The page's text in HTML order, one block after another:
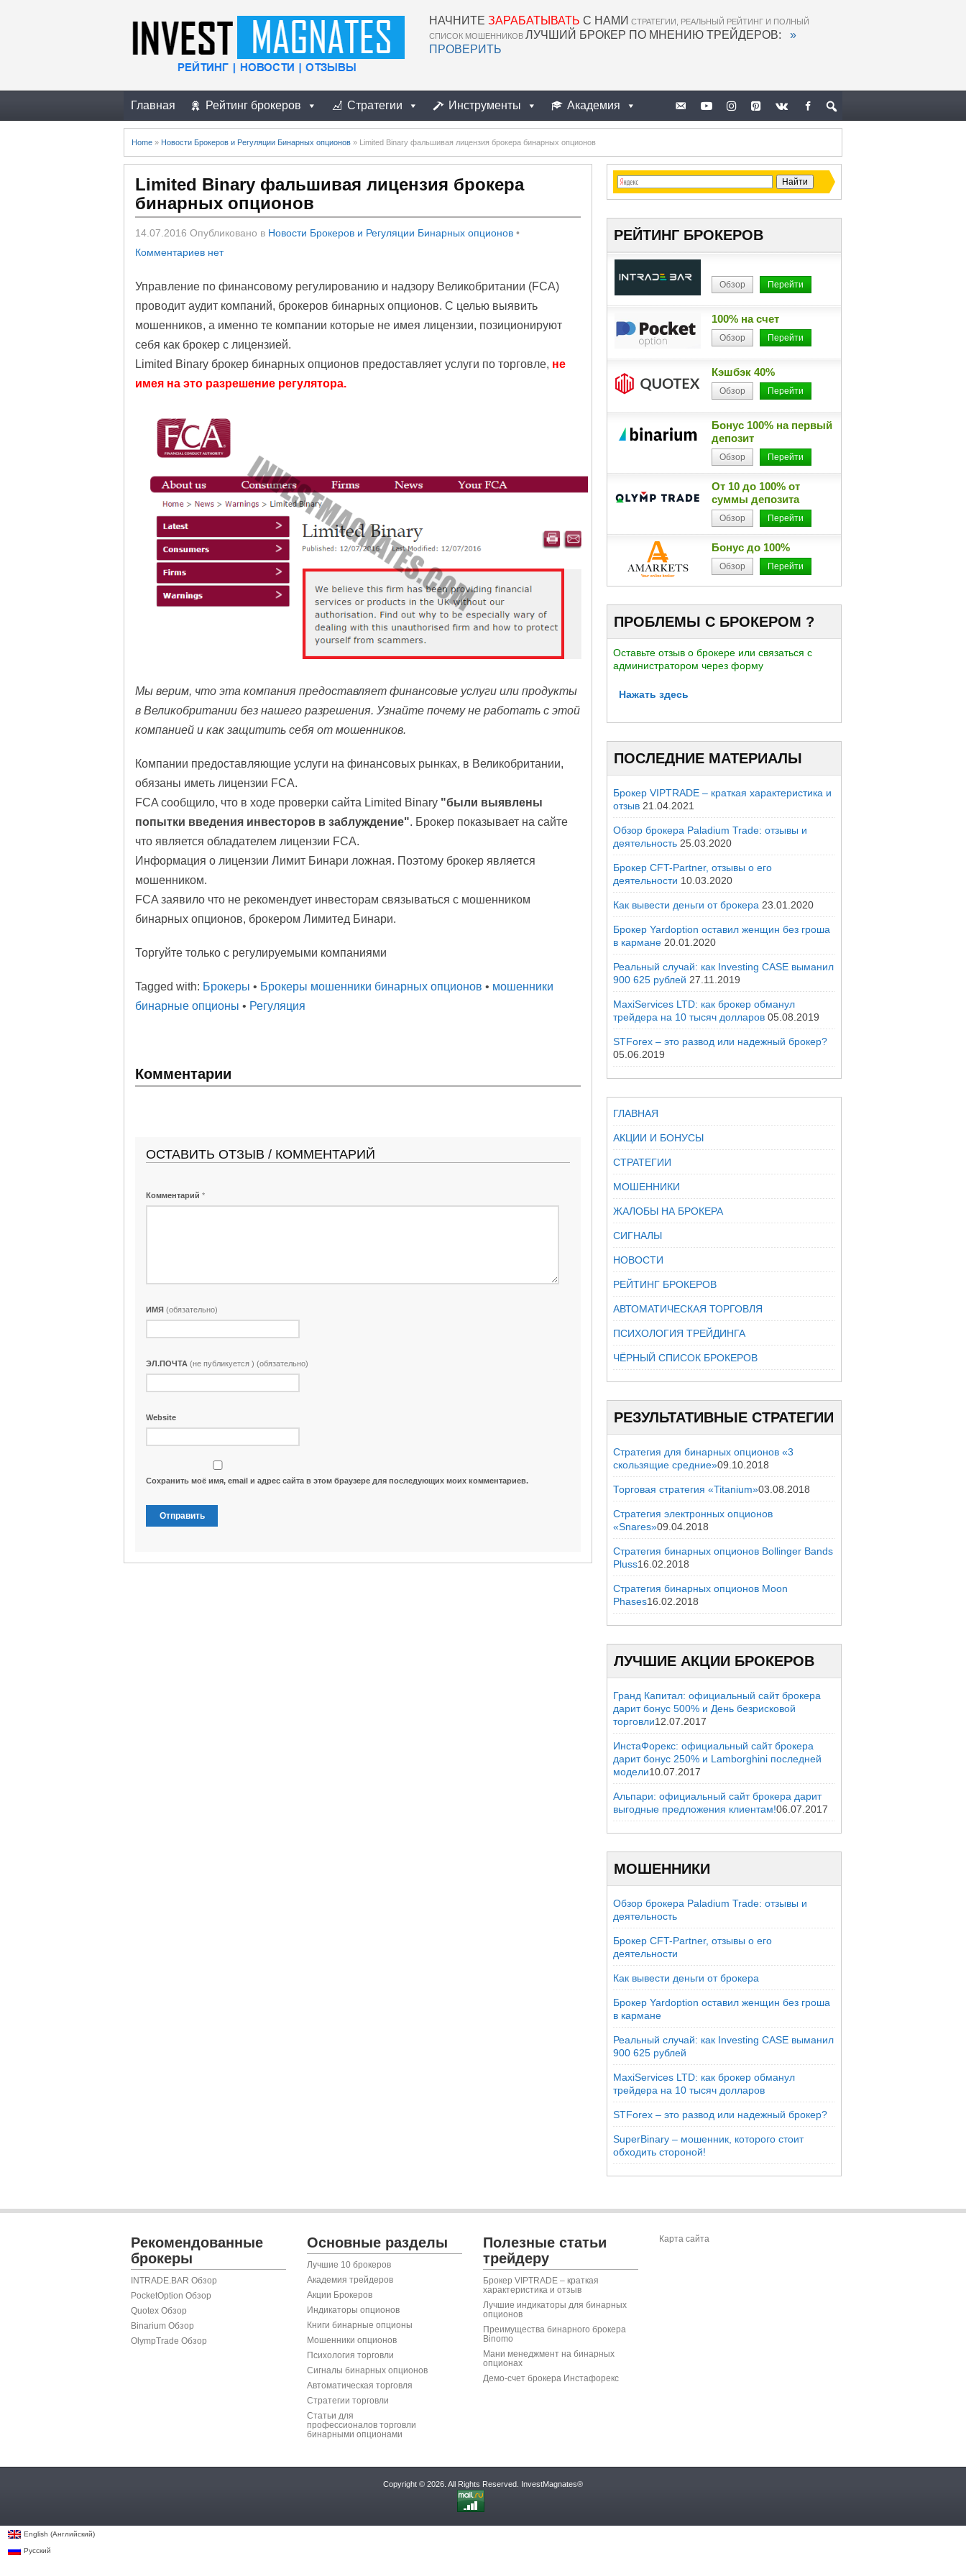
НАЧНИТЕ ЗАРАБАТЫВАТЬ С НАМИ СТРАТЕГИИ, РЕАЛЬНЫЙ РЕЙТИНГ И ПОЛНЫЙ
СПИСОК МОШЕННИКОВ ЛУЧШИЙ БРОКЕР ПО МНЕНИЮ ТРЕЙДЕРОВ: »
ПРОВЕРИТЬ
Главная Рейтинг брокеров Стратегии Инструменты Академия
Home » Новости Брокеров и Регуляции Бинарных опционов » Limited Binary фальшивая лицензия брокера бинарных опционов
Limited Binary фальшивая лицензия брокера
бинарных опционов
14.07.2016 Опубликовано в Новости Брокеров и Регуляции Бинарных опционов •
Комментариев нет
Управление по финансовому регулированию и надзору Великобритании (FCA)
проводит аудит компаний, брокеров бинарных опционов. С целью выявить
мошенников, а именно те компании которые не имея лицензии, позиционируют
себя как брокер с лицензией.
Limited Binary брокер бинарных опционов предоставляет услуги по торговле, не
имея на это разрешение регулятора.
Мы верим, что эта компания предоставляет финансовые услуги или продукты
в Великобритании без нашего разрешения. Узнайте почему не работать с этой
компанией и как защитить себя от мошенников.
Компании предоставляющие услуги на финансовых рынках, в Великобритании,
обязаны иметь лицензии FCA.
FCA сообщило, что в ходе проверки сайта Limited Binary "были выявлены
попытки введения инвесторов в заблуждение". Брокер показывает на сайте
что является обладателем лицензии FCA.
Информация о лицензии Лимит Бинари ложная. Поэтому брокер является
мошенником.
FCA заявило что не рекомендует инвесторам связываться с мошенником
бинарных опционов, брокером Лимитед Бинари.
Торгуйте только с регулируемыми компаниями
Tagged with: Брокеры • Брокеры мошенники бинарных опционов • мошенники
бинарные опционы • Регуляция
Комментарии
ОСТАВИТЬ ОТЗЫВ / КОММЕНТАРИЙ
Комментарий *
ИМЯ (обязательно)
ЭЛ.ПОЧТА (не публикуется ) (обязательно)
Website
Сохранить моё имя, email и адрес сайта в этом браузере для последующих моих комментариев.
РЕЙТИНГ БРОКЕРОВ
Обзор Перейти
100% на счет
Обзор Перейти
Кэшбэк 40%
Обзор Перейти
Бонус 100% на первый
депозит
Обзор Перейти
От 10 до 100% от
суммы депозита
Обзор Перейти
Бонус до 100%
Обзор Перейти
ПРОБЛЕМЫ С БРОКЕРОМ ?
Оставьте отзыв о брокере или связаться с
администратором через форму
Нажать здесь
ПОСЛЕДНИЕ МАТЕРИАЛЫ
Брокер VIPTRADE – краткая характеристика и
отзыв 21.04.2021
Обзор брокера Paladium Trade: отзывы и
деятельность 25.03.2020
Брокер CFT-Partner, отзывы о его
деятельности 10.03.2020
Как вывести деньги от брокера 23.01.2020
Брокер Yardoption оставил женщин без гроша
в кармане 20.01.2020
Реальный случай: как Investing CASE выманил
900 625 рублей 27.11.2019
MaxiServices LTD: как брокер обманул
трейдера на 10 тысяч долларов 05.08.2019
STForex – это развод или надежный брокер?
05.06.2019
ГЛАВНАЯ
АКЦИИ И БОНУСЫ
СТРАТЕГИИ
МОШЕННИКИ
ЖАЛОБЫ НА БРОКЕРА
СИГНАЛЫ
НОВОСТИ
РЕЙТИНГ БРОКЕРОВ
АВТОМАТИЧЕСКАЯ ТОРГОВЛЯ
ПСИХОЛОГИЯ ТРЕЙДИНГА
ЧЁРНЫЙ СПИСОК БРОКЕРОВ
РЕЗУЛЬТАТИВНЫЕ СТРАТЕГИИ
Стратегия для бинарных опционов «3
скользящие средние»09.10.2018
Торговая стратегия «Titanium»03.08.2018
Стратегия электронных опционов
«Snares»09.04.2018
Стратегия бинарных опционов Bollinger Bands
Pluss16.02.2018
Стратегия бинарных опционов Moon
Phases16.02.2018
ЛУЧШИЕ АКЦИИ БРОКЕРОВ
Гранд Капитал: официальный сайт брокера
дарит бонус 500% и День безрисковой
торговли12.07.2017
ИнстаФорекс: официальный сайт брокера
дарит бонус 250% и Lamborghini последней
модели10.07.2017
Альпари: официальный сайт брокера дарит
выгодные предложения клиентам!06.07.2017
МОШЕННИКИ
Обзор брокера Paladium Trade: отзывы и
деятельность
Брокер CFT-Partner, отзывы о его
деятельности
Как вывести деньги от брокера
Брокер Yardoption оставил женщин без гроша
в кармане
Реальный случай: как Investing CASE выманил
900 625 рублей
MaxiServices LTD: как брокер обманул
трейдера на 10 тысяч долларов
STForex – это развод или надежный брокер?
SuperBinary – мошенник, которого стоит
обходить стороной!
Рекомендованные
брокеры
INTRADE.BAR Обзор
PocketOption Обзор
Quotex Обзор
Binarium Обзор
OlympTrade Обзор
Основные разделы
Лучшие 10 брокеров
Академия трейдеров
Акции Брокеров
Индикаторы опционов
Книги бинарные опционы
Мошенники опционов
Психология торговли
Сигналы бинарных опционов
Автоматическая торговля
Стратегии торговли
Статьи для
профессионалов торговли
бинарными опционами
Полезные статьи
трейдеру
Брокер VIPTRADE – краткая
характеристика и отзыв
Лучшие индикаторы для бинарных
опционов
Преимущества бинарного брокера
Binomo
Мани менеджмент на бинарных
опционах
Демо-счет брокера Инстафорекс
Карта сайта
Copyright © 2026. All Rights Reserved. InvestMagnates®
English (Английский)
Русский